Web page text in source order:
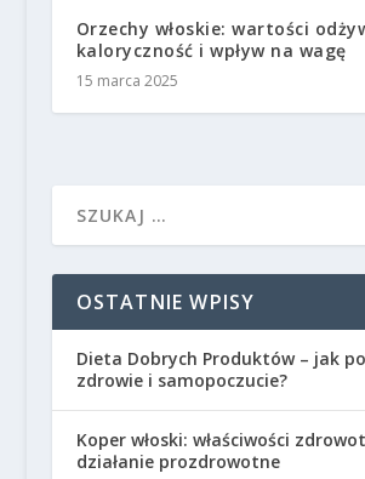
Orzechy włoskie: wartości
kaloryczność i wpływ na wagę
15 marca 2025
OSTATNIE WPISY
Dieta Dobrych Produktów – jak
zdrowie i samopoczucie?
Koper włoski: właściwości
działanie prozdrowotne